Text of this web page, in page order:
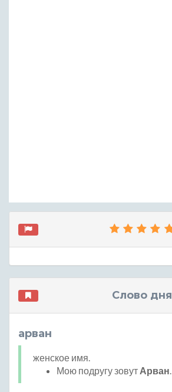
Слово дня
арван
женское имя.
Мою подругу зовут Арван.